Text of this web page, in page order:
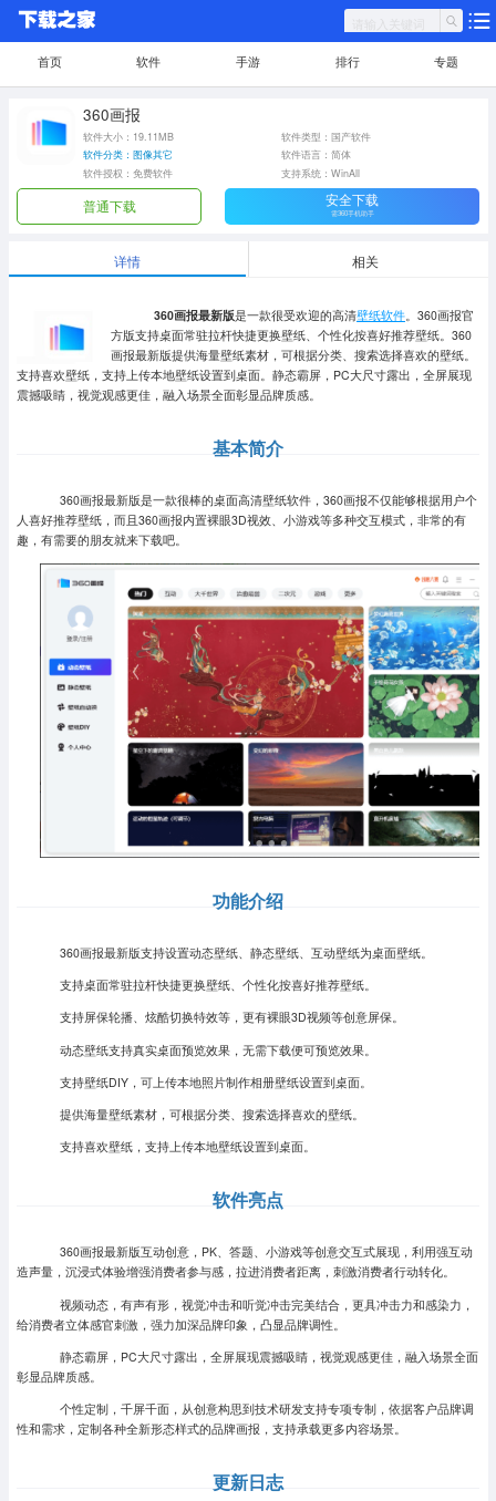
首页 软件 手游 排行 专题
360画报
软件大小：19.11MB
软件类型：国产软件
软件分类：图像其它
软件语言：简体
软件授权：免费软件
支持系统：WinAll
普通下载 安全下载
需360手机助手
详情 相关
360画报最新版是一款很受欢迎的高清壁纸软件。360画报官
方版支持桌面常驻拉杆快捷更换壁纸、个性化按喜好推荐壁纸。360
画报最新版提供海量壁纸素材，可根据分类、搜索选择喜欢的壁纸。
支持喜欢壁纸，支持上传本地壁纸设置到桌面。静态霸屏，PC大尺寸露出，全屏展现
震撼吸睛，视觉观感更佳，融入场景全面彰显品牌质感。
基本简介
360画报最新版是一款很棒的桌面高清壁纸软件，360画报不仅能够根据用户个
人喜好推荐壁纸，而且360画报内置裸眼3D视效、小游戏等多种交互模式，非常的有
趣，有需要的朋友就来下载吧。
功能介绍
360画报最新版支持设置动态壁纸、静态壁纸、互动壁纸为桌面壁纸。
支持桌面常驻拉杆快捷更换壁纸、个性化按喜好推荐壁纸。
支持屏保轮播、炫酷切换特效等，更有裸眼3D视频等创意屏保。
动态壁纸支持真实桌面预览效果，无需下载便可预览效果。
支持壁纸DIY，可上传本地照片制作相册壁纸设置到桌面。
提供海量壁纸素材，可根据分类、搜索选择喜欢的壁纸。
支持喜欢壁纸，支持上传本地壁纸设置到桌面。
软件亮点
360画报最新版互动创意，PK、答题、小游戏等创意交互式展现，利用强互动
造声量，沉浸式体验增强消费者参与感，拉进消费者距离，刺激消费者行动转化。
视频动态，有声有形，视觉冲击和听觉冲击完美结合，更具冲击力和感染力，
给消费者立体感官刺激，强力加深品牌印象，凸显品牌调性。
静态霸屏，PC大尺寸露出，全屏展现震撼吸睛，视觉观感更佳，融入场景全面
彰显品牌质感。
个性定制，千屏千面，从创意构思到技术研发支持专项专制，依据客户品牌调
性和需求，定制各种全新形态样式的品牌画报，支持承载更多内容场景。
更新日志